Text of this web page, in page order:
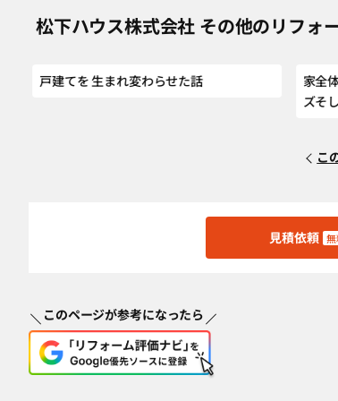
松下ハウス株式会社 その他のリフォ
戸建てを 生まれ変わらせた話
家全
ズそ
こ
見積依頼
このページが参考になったら